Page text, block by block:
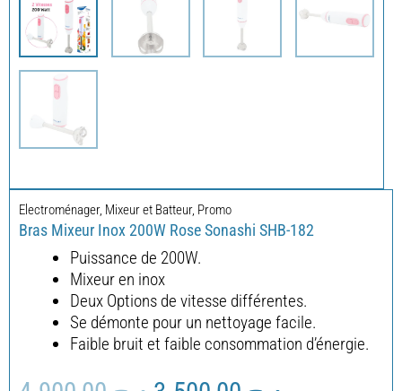
Electroménager, Mixeur et Batteur, Promo
Bras Mixeur Inox 200W Rose Sonashi SHB-182
Puissance de 200W.
Mixeur en inox
Deux Options de vitesse différentes.
Se démonte pour un nettoyage facile.
Faible bruit et faible consommation d’énergie.